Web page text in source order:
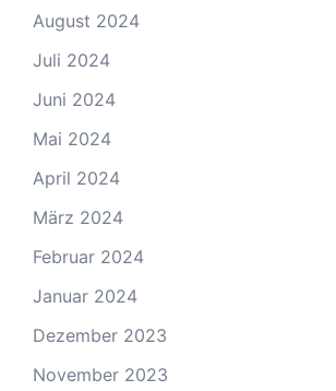
August 2024
Juli 2024
Juni 2024
Mai 2024
April 2024
März 2024
Februar 2024
Januar 2024
Dezember 2023
November 2023